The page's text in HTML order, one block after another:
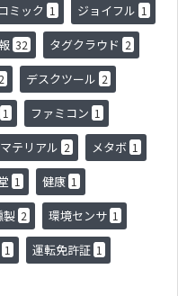
コミック 1 ジョイフル 1
32 タグクラウド 2
2 デスクツール 2
1 ファミコン 1
マテリアル 2 メタボ 1
1 健康 1
製 2 環境センサ 1
1 運転免許証 1